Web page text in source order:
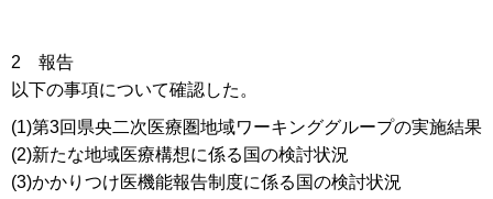
2 報告
以下の事項について確認した。
(1)第3回県央二次医療圏地域ワーキンググループの実施結果
(2)新たな地域医療構想に係る国の検討状況
(3)かかりつけ医機能報告制度に係る国の検討状況